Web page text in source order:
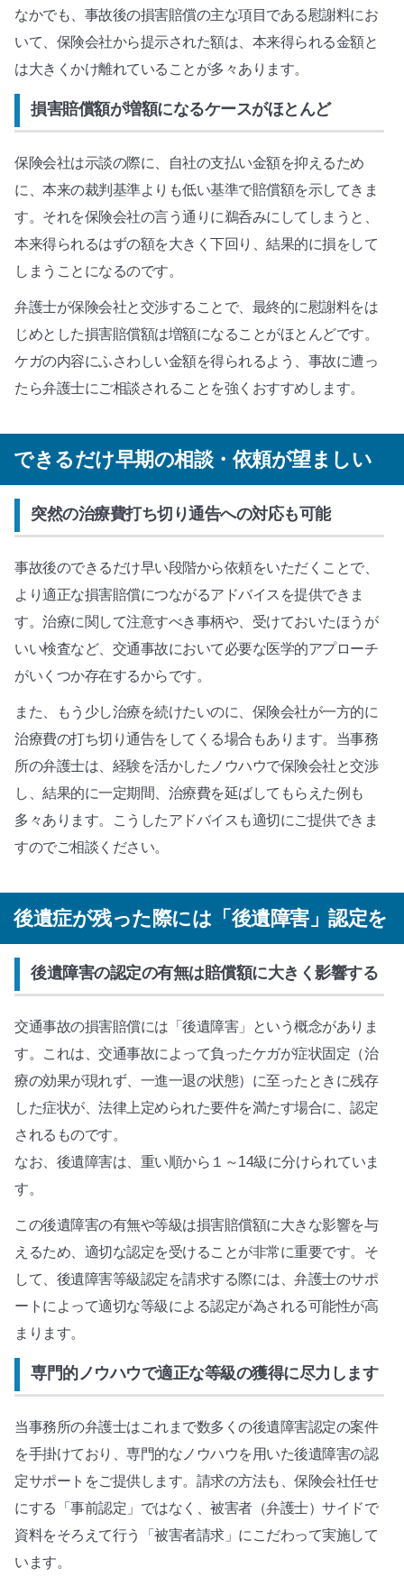
なかでも、事故後の損害賠償の主な項目である慰謝料にお
いて、保険会社から提示された額は、本来得られる金額と
は大きくかけ離れていることが多々あります。
損害賠償額が増額になるケースがほとんど
保険会社は示談の際に、自社の支払い金額を抑えるため
に、本来の裁判基準よりも低い基準で賠償額を示してきま
す。それを保険会社の言う通りに鵜呑みにしてしまうと、
本来得られるはずの額を大きく下回り、結果的に損をして
しまうことになるのです。
弁護士が保険会社と交渉することで、最終的に慰謝料をは
じめとした損害賠償額は増額になることがほとんどです。
ケガの内容にふさわしい金額を得られるよう、事故に遭っ
たら弁護士にご相談されることを強くおすすめします。
できるだけ早期の相談・依頼が望ましい
突然の治療費打ち切り通告への対応も可能
事故後のできるだけ早い段階から依頼をいただくことで、
より適正な損害賠償につながるアドバイスを提供できま
す。治療に関して注意すべき事柄や、受けておいたほうが
いい検査など、交通事故において必要な医学的アプローチ
がいくつか存在するからです。
また、もう少し治療を続けたいのに、保険会社が一方的に
治療費の打ち切り通告をしてくる場合もあります。当事務
所の弁護士は、経験を活かしたノウハウで保険会社と交渉
し、結果的に一定期間、治療費を延ばしてもらえた例も
多々あります。こうしたアドバイスも適切にご提供できま
すのでご相談ください。
後遺症が残った際には「後遺障害」認定を
後遺障害の認定の有無は賠償額に大きく影響する
交通事故の損害賠償には「後遺障害」という概念がありま
す。これは、交通事故によって負ったケガが症状固定（治
療の効果が現れず、一進一退の状態）に至ったときに残存
した症状が、法律上定められた要件を満たす場合に、認定
されるものです。
なお、後遺障害は、重い順から１～14級に分けられていま
す。
この後遺障害の有無や等級は損害賠償額に大きな影響を与
えるため、適切な認定を受けることが非常に重要です。そ
して、後遺障害等級認定を請求する際には、弁護士のサポ
ートによって適切な等級による認定が為される可能性が高
まります。
専門的ノウハウで適正な等級の獲得に尽力します
当事務所の弁護士はこれまで数多くの後遺障害認定の案件
を手掛けており、専門的なノウハウを用いた後遺障害の認
定サポートをご提供します。請求の方法も、保険会社任せ
にする「事前認定」ではなく、被害者（弁護士）サイドで
資料をそろえて行う「被害者請求」にこだわって実施して
います。